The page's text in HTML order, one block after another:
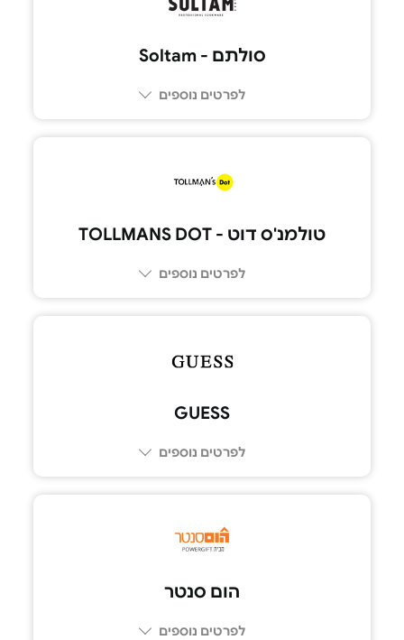
סולתם - Soltam
לפרטים נוספים
טולמנ'ס דוט - TOLLMANS DOT
לפרטים נוספים
GUESS
לפרטים נוספים
הום סנטר
לפרטים נוספים